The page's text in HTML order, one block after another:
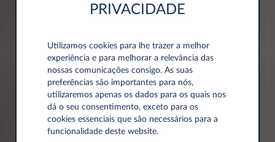
Manutenção preventiva e
corretiva
Com a nossa rede de serviços, tem a garantia de que
está a utilizar um veículo mantido em perfeitas
condições:
PRIVACIDADE
Utilizamos cookies para lhe trazer a melhor
experiência e para melhorar a relevância das
nossas comunicações consigo. As suas
preferências são importantes para nós,
utilizaremos apenas os dados para os quais nos
dá o seu consentimento, exceto para os
cookies essenciais que são necessários para a
funcionalidade deste website.